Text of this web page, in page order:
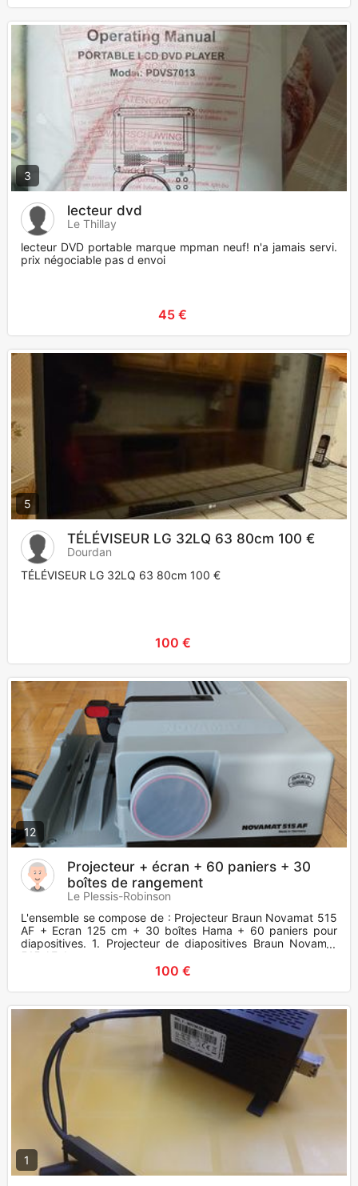
3
lecteur dvd
Le Thillay
lecteur DVD portable marque mpman neuf! n'a jamais servi.
prix négociable pas d envoi
45 €
5
TÉLÉVISEUR LG 32LQ 63 80cm 100 €
Dourdan
TÉLÉVISEUR LG 32LQ 63 80cm 100 €
100 €
12
Projecteur + écran + 60 paniers + 30
boîtes de rangement
Le Plessis-Robinson
L'ensemble se compose de : Projecteur Braun Novamat 515
AF + Ecran 125 cm + 30 boîtes Hama + 60 paniers pour
diapositives. 1. Projecteur de diapositives Braun Novamat
515 AF. Len
100 €
1